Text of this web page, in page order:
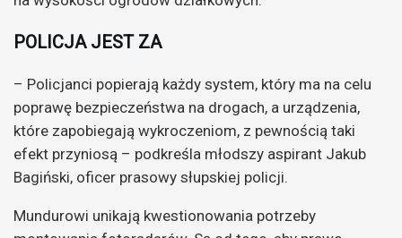
POLICJA JEST ZA
– Policjanci popierają każdy system, który ma na celu
poprawę bezpieczeństwa na drogach, a urządzenia,
które zapobiegają wykroczeniom, z pewnością taki
efekt przyniosą – podkreśla młodszy aspirant Jakub
Bagiński, oficer prasowy słupskiej policji.
Mundurowi unikają kwestionowania potrzeby